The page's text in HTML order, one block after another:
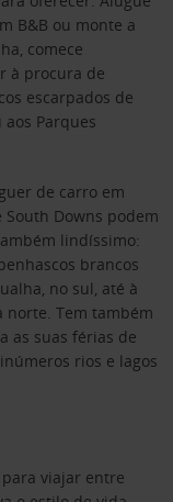
B&B ou monte a
comece
à procura de
escarpados de
aos Parques
de carro em
Downs podem
lindíssimo:
brancos
no sul, até à
Tem também
as suas férias de
rios e lagos
viajar entre